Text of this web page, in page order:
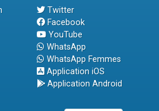
Twitter
Facebook
YouTube
WhatsApp
WhatsApp Femmes
Application iOS
Application Android